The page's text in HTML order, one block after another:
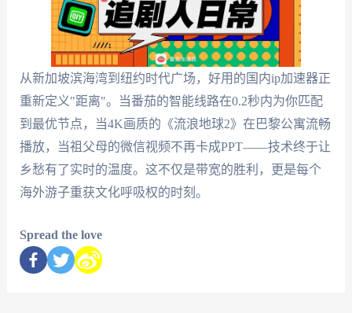
从新加坡滨海湾到纽约时代广场，好用的国内ip加速器正
重新定义"距离"。当番茄的智能线路在0.2秒内为你匹配
到最优节点，当4K画质的《流浪地球2》在巴黎公寓流畅
播放，当祖父母的微信视频不再卡成PPT——技术终于让
乡愁有了实时的温度。这不仅是带宽的胜利，更是每个
海外游子重获文化呼吸权的时刻。
Spread the love